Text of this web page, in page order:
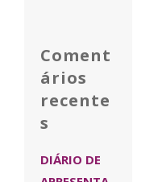
Coment
ários
recente
s
DIÁRIO DE